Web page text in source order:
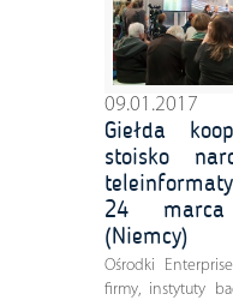
09.01.2017
Giełda
stoisko
24
(Niemcy)
Ośrodki
firmy, instytuty